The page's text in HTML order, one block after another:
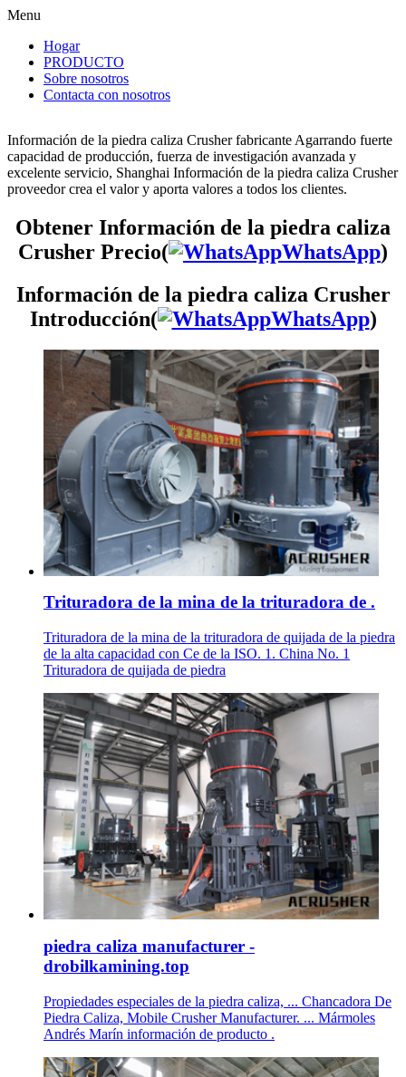
Menu
Hogar
PRODUCTO
Sobre nosotros
Contacta con nosotros
Información de la piedra caliza Crusher fabricante Agarrando fuerte
capacidad de producción, fuerza de investigación avanzada y
excelente servicio, Shanghai Información de la piedra caliza Crusher
proveedor crea el valor y aporta valores a todos los clientes.
Obtener Información de la piedra caliza
Crusher Precio(
WhatsApp)
Información de la piedra caliza Crusher
Introducción(
WhatsApp)
Trituradora de la mina de la trituradora de .
Trituradora de la mina de la trituradora de quijada de la piedra
de la alta capacidad con Ce de la ISO. 1. China No. 1
Trituradora de quijada de piedra
piedra caliza manufacturer -
drobilkamining.top
Propiedades especiales de la piedra caliza, ... Chancadora De
Piedra Caliza, Mobile Crusher Manufacturer. ... Mármoles
Andrés Marín información de producto .